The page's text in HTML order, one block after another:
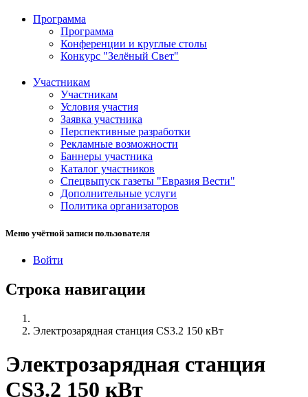
Программа
Программа
Конференции и круглые столы
Конкурс "Зелёный Свет"
Участникам
Участникам
Условия участия
Заявка участника
Перспективные разработки
Рекламные возможности
Баннеры участника
Каталог участников
Спецвыпуск газеты "Евразия Вести"
Дополнительные услуги
Политика организаторов
Меню учётной записи пользователя
Войти
Строка навигации
Электрозарядная станция CS3.2 150 кВт
Электрозарядная станция
CS3.2 150 кВт